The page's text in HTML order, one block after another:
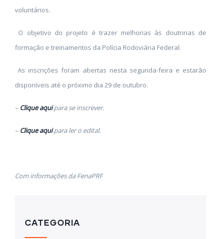
voluntários.
O objetivo do projeto é trazer melhorias às doutrinas de
formação e treinamentos da Polícia Rodoviária Federal.
As inscrições foram abertas nesta segunda-feira e estarão
disponíveis até o próximo dia 29 de outubro.
– Clique aquipara se inscrever.
– Clique aqui para ler o edital.
Com informações da FenaPRF
CATEGORIA